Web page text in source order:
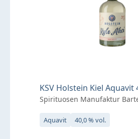
KSV Holstein Kiel Aquavit
Spirituosen Manufaktur
Aquavit 40,0 % vol.